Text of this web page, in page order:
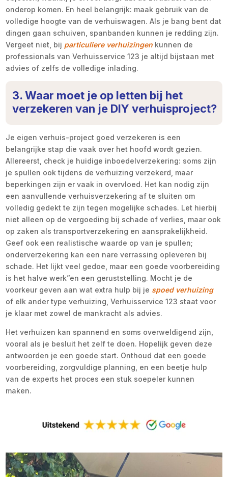
onderop komen. En heel belangrijk: maak gebruik van de
volledige hoogte van de verhuiswagen. Als je bang bent dat
dingen gaan schuiven, spanbanden kunnen je redding zijn.
Vergeet niet, bij particuliere verhuizingen kunnen de
professionals van Verhuisservice 123 je altijd bijstaan met
advies of zelfs de volledige inlading.
3. Waar moet je op letten bij het
verzekeren van je DIY verhuisproject?
Je eigen verhuis-project goed verzekeren is een
belangrijke stap die vaak over het hoofd wordt gezien.
Allereerst, check je huidige inboedelverzekering: soms zijn
je spullen ook tijdens de verhuizing verzekerd, maar
beperkingen zijn er vaak in overvloed. Het kan nodig zijn
een aanvullende verhuisverzekering af te sluiten om
volledig gedekt te zijn tegen mogelijke schades. Let hierbij
niet alleen op de vergoeding bij schade of verlies, maar ook
op zaken als transportverzekering en aansprakelijkheid.
Geef ook een realistische waarde op van je spullen;
onderverzekering kan een nare verrassing opleveren bij
schade. Het lijkt veel gedoe, maar een goede voorbereiding
is het halve werk”en een geruststelling. Mocht je de
voorkeur geven aan wat extra hulp bij je spoed verhuizing
of elk ander type verhuizing, Verhuisservice 123 staat voor
je klaar met zowel de mankracht als advies.
Het verhuizen kan spannend en soms overweldigend zijn,
vooral als je besluit het zelf te doen. Hopelijk geven deze
antwoorden je een goede start. Onthoud dat een goede
voorbereiding, zorgvuldige planning, en een beetje hulp
van de experts het proces een stuk soepeler kunnen
maken.